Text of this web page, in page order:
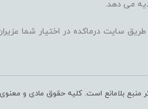
می دهد.
سایت درماکده در اختیار شما
منبع بلامانع است. کلیه حقوق مادی